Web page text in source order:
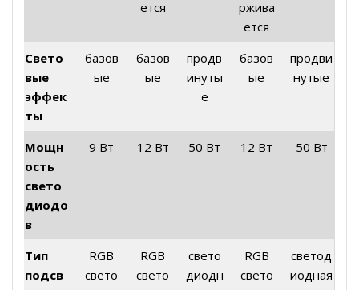
ется
ржива
ется
Свето
вые
эффек
ты
базов
ые
базов
ые
продв
инуты
е
базов
ые
продви
нутые
Мощн
ость
свето
диодо
в
9 Вт 12 Вт 50 Вт 12 Вт 50 Вт
Тип
подсв
RGB
свето
RGB
свето
свето
диодн
RGB
свето
светод
иодная